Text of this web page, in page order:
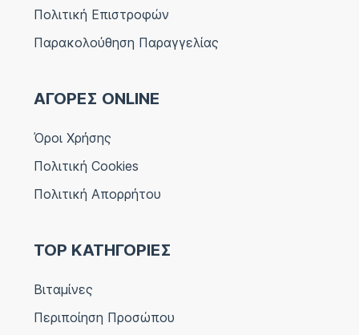
Πολιτική Επιστροφών
Παρακολούθηση Παραγγελίας
ΑΓΟΡΕΣ ONLINE
Όροι Χρήσης
Πολιτική Cookies
Πολιτική Απορρήτου
TOP ΚΑΤΗΓΟΡΙΕΣ
Βιταμίνες
Περιποίηση Προσώπου